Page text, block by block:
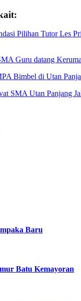
Pilihan Tutor Les
Guru datang
Bimbel di Utan
SMA Utan Panjang
Baru
Batu Kemayoran